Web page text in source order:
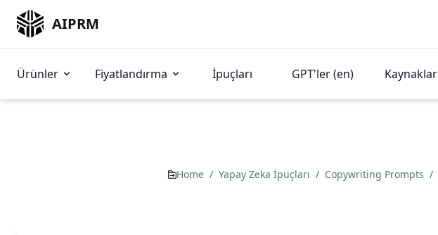
AIPRM
Ürünler Fiyatlandırma İpuçları GPT'ler (en) Kaynaklar
Home / Yapay Zeka İpuçları / Copywriting Prompts /